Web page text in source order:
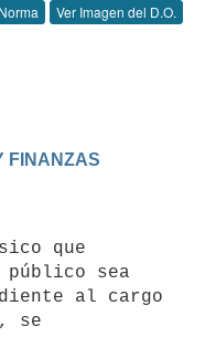
Ver Imagen del D.O.
FINANZAS
sea
al cargo
se